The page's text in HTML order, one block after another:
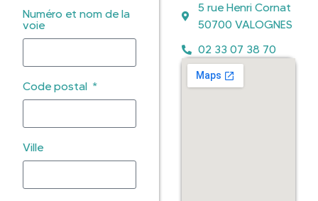
Numéro et nom de la
voie
Code postal
Ville
5 rue Henri Cornat
50700 VALOGNES
02 33 07 38 70